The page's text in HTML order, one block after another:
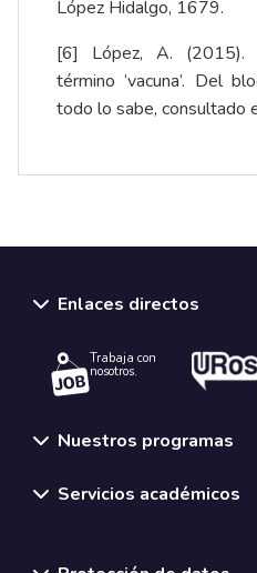
López Hidalgo, 1679.
[6] López, A. (2015).
término ‘vacuna’. Del
todo lo sabe,
Enlaces directos
Trabaja con
nosotros.
Nuestros programas
Servicios académicos